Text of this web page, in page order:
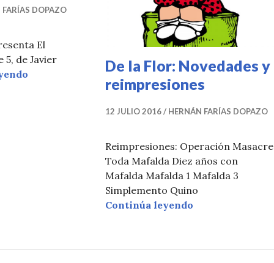
FARÍAS DOPAZO
El
de Javier
Lanzamiento: El infante Dante Elefante 5
De la Flor: Novedades y
reimpresiones
12 JULIO 2016 HERNÁN FARÍAS DOPAZO
Reimpresiones: Operación Masacre
Toda Mafalda Diez años con
Mafalda Mafalda 1 Mafalda 3
Simplemento Quino
Continúa leyendo